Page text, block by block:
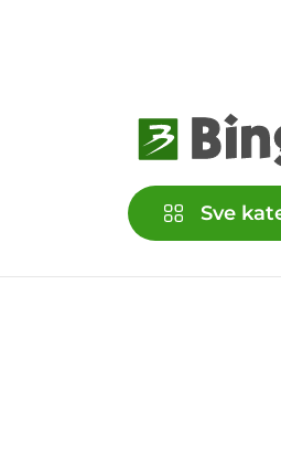
Sve
Kućni ljubimci Školski i